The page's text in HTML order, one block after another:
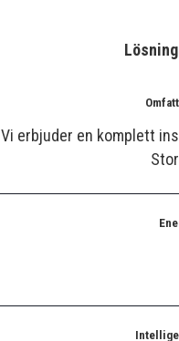
Vi erbjuder en komplett